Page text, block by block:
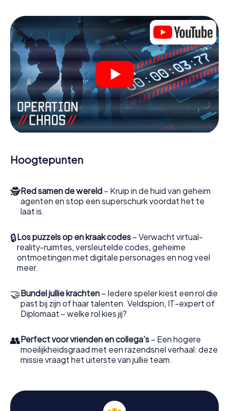
je niet opgesloten in een kamer waaruit je jezelf binnen
een bepaald tijdvenster moet bevrijden. Met deze
speurtocht met een smartphone wordt heel Forcalquier
jouw speelveld! De technische voorwaarden voor jouw
avontuur in Forcalquier zijn een smartphone en toegang
tot het mobiel internet. Met één klik krijg jij toegang tot
onze app. Je hoeft niets te installeren om door
interactieve video's, lastige minigames of andere
functies in de actie te worden getrokken.
Werk samen als een team, onderschep vijandige
spionnen en lok de handlangers van de schurk naar je toe.
excelleren om de slechteriken te stoppen. In
tegenstelling tot James Bond en Co. zullen jouw daden
jezelf en jouw team in de hoogste score van Forcalquier
en krijg toegang tot jouw eigen fotogalerij. De escape
game van myCityHunt verandert Forcalquier in jouw eigen
wereld van spionage en geheime agenten en verander
Forcalquier in een escaperoom in de buitenlucht!
Hoogtepunten
🕵Red samen de wereld – Kruip in de huid van geheim
agenten en stop een superschurk voordat het te
laat is.
🔒Los puzzels op en kraak codes – Verwacht virtual-
reality-ruimtes, versleutelde codes, geheime
ontmoetingen met digitale personages en nog veel
meer.
🤝Bundel jullie krachten – Iedere speler kiest een rol die
past bij zijn of haar talenten. Veldspion, IT-expert of
Diplomaat – welke rol kies jij?
👥Perfect voor vrienden en collega’s – Een hogere
moeilijkheidsgraad met een razendsnel verhaal: deze
missie vraagt het uiterste van jullie team.